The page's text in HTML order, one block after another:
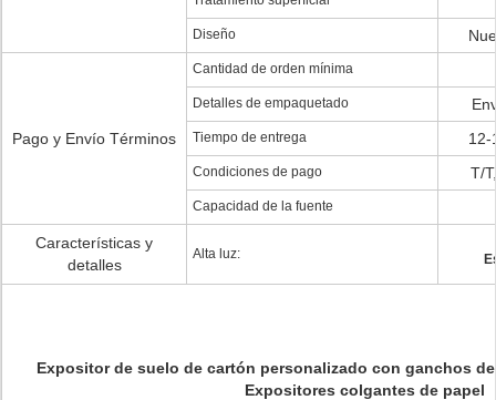
Diseño
Pago y Envío Términos
Cantidad de orden mínima
Detalles de empaquetado
Tiempo de entrega 12-
Condiciones de pago T/
Capacidad de la fuente
Características y
detalles
Alta luz:
Expositor de suelo de cartón personalizado con ganchos
Expositores colgantes de papel